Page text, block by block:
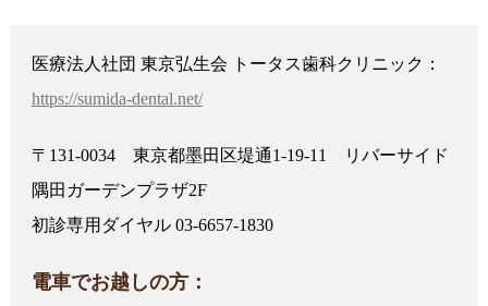
医療法人社団 東京弘生会 トータス歯科クリニック：
https://sumida-dental.net/
〒131-0034 東京都墨田区堤通1-19-11 リバーサイド
隅田ガーデンプラザ2F
初診専用ダイヤル 03-6657-1830
電車でお越しの方：